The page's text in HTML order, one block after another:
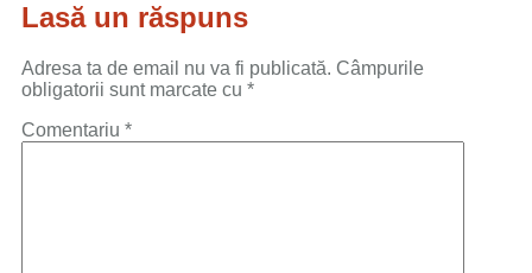
Lasă un răspuns
Adresa ta de email nu va fi publicată. Câmpurile
obligatorii sunt marcate cu *
Comentariu *